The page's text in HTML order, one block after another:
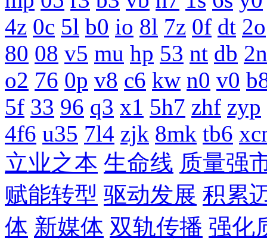
4z 0c 5l b0 io 8l 7z 0f dt 2o
80 08 v5 mu hp 53 nt db 2n
o2 76 0p v8 c6 kw n0 v0
5f 33 96 q3 x1 5h7 zhf zyp
4f6 u35 7l4 zjk 8mk tb6
立业之本 生命线 质量强
赋能转型 驱动发展 积累
体 新媒体 双轨传播 强化